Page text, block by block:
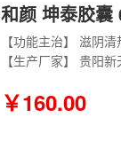
和颜 坤泰胶囊
【生产厂家】 贵阳
￥160.00